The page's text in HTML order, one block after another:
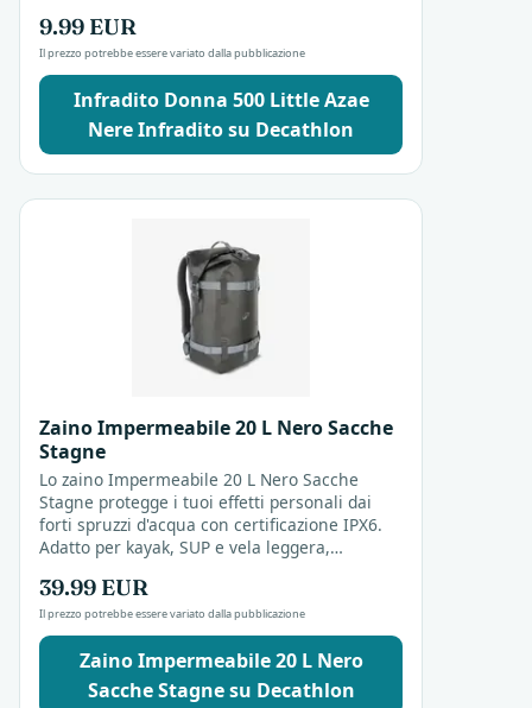
9.99 EUR
Il prezzo potrebbe essere variato dalla pubblicazione
Infradito Donna 500 Little Azae
Nere Infradito su Decathlon
Zaino Impermeabile 20 L Nero Sacche
Stagne
Lo zaino Impermeabile 20 L Nero Sacche
Stagne protegge i tuoi effetti personali dai
forti spruzzi d'acqua con certificazione IPX6.
Adatto per kayak, SUP e vela leggera,
attività in...
39.99 EUR
Il prezzo potrebbe essere variato dalla pubblicazione
Zaino Impermeabile 20 L Nero
Sacche Stagne su Decathlon